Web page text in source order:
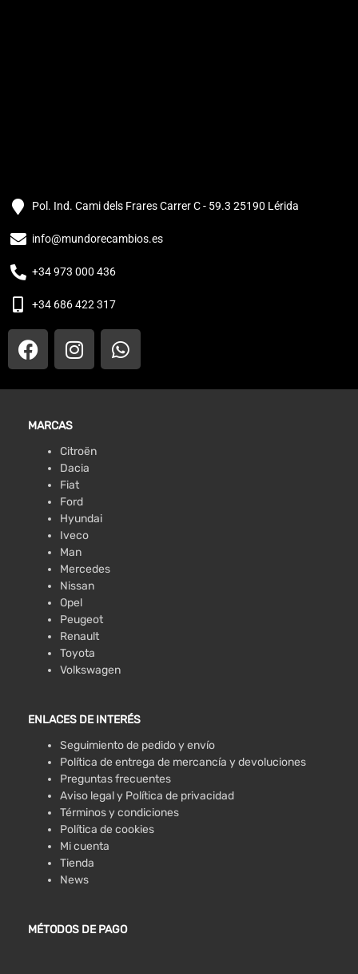
Pol. Ind. Cami dels Frares Carrer C - 59.3 25190 Lérida
info@mundorecambios.es
+34 973 000 436
+34 686 422 317
MARCAS
Citroën
Dacia
Fiat
Ford
Hyundai
Iveco
Man
Mercedes
Nissan
Opel
Peugeot
Renault
Toyota
Volkswagen
ENLACES DE INTERÉS
Seguimiento de pedido y envío
Política de entrega de mercancía y devoluciones
Preguntas frecuentes
Aviso legal y Política de privacidad
Términos y condiciones
Política de cookies
Mi cuenta
Tienda
News
MÉTODOS DE PAGO